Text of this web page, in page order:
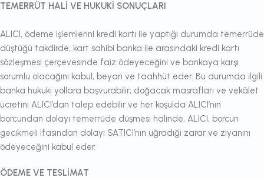
TEMERRÜT HALİ VE HUKUKİ SONUÇLARI
ALICI, ödeme işlemlerini kredi kartı ile yaptığı durumda temerrüde
düştüğü takdirde, kart sahibi banka ile arasındaki kredi kartı
sözleşmesi çerçevesinde faiz ödeyeceğini ve bankaya karşı
sorumlu olacağını kabul, beyan ve taahhüt eder. Bu durumda ilgili
banka hukuki yollara başvurabilir; doğacak masrafları ve vekâlet
ücretini ALICI’dan talep edebilir ve her koşulda ALICI’nın
borcundan dolayı temerrüde düşmesi halinde, ALICI, borcun
gecikmeli ifasından dolayı SATICI’nın uğradığı zarar ve ziyanını
ödeyeceğini kabul eder.
ÖDEME VE TESLİMAT